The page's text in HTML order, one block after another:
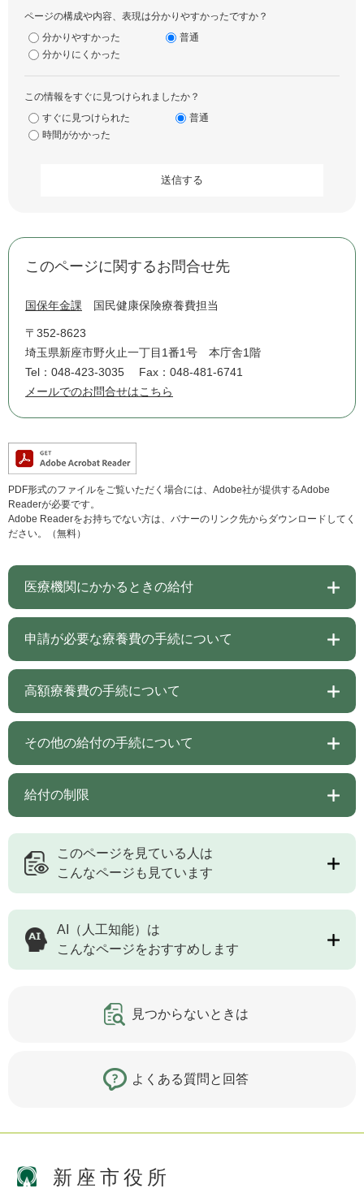
ページの構成や内容、表現は分かりやすかったですか？
分かりやすかった
普通
分かりにくかった
この情報をすぐに見つけられましたか？
すぐに見つけられた
普通
時間がかかった
このページに関するお問合せ先
国保年金課 国民健康保険療養費担当
〒352-8623
埼玉県新座市野火止一丁目1番1号 本庁舎1階
Tel：048-423-3035
Fax：048-481-6741
メールでのお問合せはこちら
PDF形式のファイルをご覧いただく場合には、Adobe社が提供するAdobe
Readerが必要です。
Adobe Readerをお持ちでない方は、バナーのリンク先からダウンロードしてく
ださい。（無料）
医療機関にかかるときの給付
申請が必要な療養費の手続について
高額療養費の手続について
その他の給付の手続について
給付の制限
このページを見ている人は
こんなページも見ています
AI（人工知能）は
こんなページをおすすめします
見つからないときは
よくある質問と回答
新座市役所